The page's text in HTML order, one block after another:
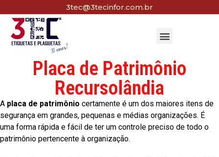
3tec@3tecinfor.com.br
Placa de Patrimônio
Recursolândia
A placa de patrimônio certamente é um dos maiores itens de
segurança em grandes, pequenas e médias organizações. É
uma forma rápida e fácil de ter um controle preciso de todo o
patrimônio pertencente à organização.